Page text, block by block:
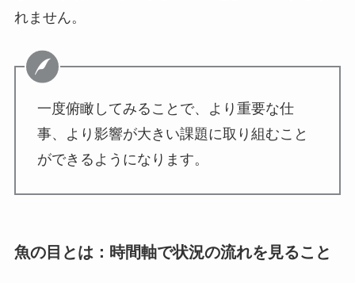
れません。
一度俯瞰してみることで、より重要な仕
事、より影響が大きい課題に取り組むこと
ができるようになります。
魚の目とは：時間軸で状況の流れを見ること